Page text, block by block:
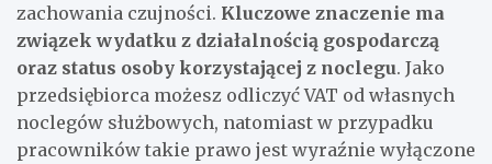
zachowania czujności. Kluczowe znaczenie ma
związek wydatku z działalnością gospodarczą
oraz status osoby korzystającej z noclegu. Jako
przedsiębiorca możesz odliczyć VAT od własnych
noclegów służbowych, natomiast w przypadku
pracowników takie prawo jest wyraźnie wyłączone